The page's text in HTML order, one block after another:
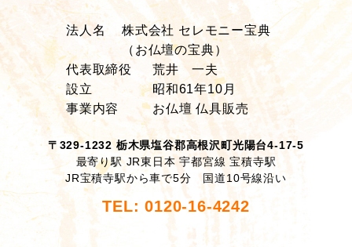
法人名
株式会社 セレモニー宝典
（お仏壇の宝典）
代表取締役
荒井 一夫
設立
昭和61年10月
事業内容
お仏壇 仏具販売
〒329-1232 栃木県塩谷郡高根沢町光陽台4-17-5
最寄り駅 JR東日本 宇都宮線 宝積寺駅
JR宝積寺駅から車で5分 国道10号線沿い
TEL: 0120-16-4242